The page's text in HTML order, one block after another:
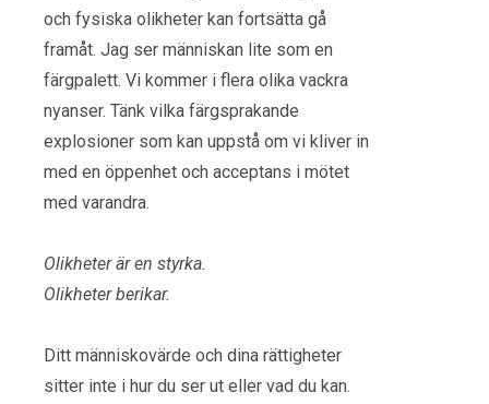
och fysiska olikheter kan fortsätta gå
framåt. Jag ser människan lite som en
färgpalett. Vi kommer i flera olika vackra
nyanser. Tänk vilka färgsprakande
explosioner som kan uppstå om vi kliver in
med en öppenhet och acceptans i mötet
med varandra.
Olikheter är en styrka.
Olikheter berikar.
Ditt människovärde och dina rättigheter
sitter inte i hur du ser ut eller vad du kan.